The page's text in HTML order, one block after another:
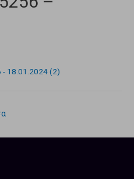
18.01.2024 (2)